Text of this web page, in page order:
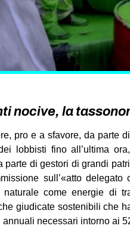
nocive, la
pro e a sfavore, da parte
lobbisti fino all’ultima
parte di gestori di grandi
sull’«atto delegato
come energie di
giudicate sostenibili che
necessari intorno ai